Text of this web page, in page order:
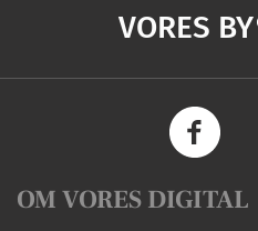
VORES BY
OM VORES DIGITAL